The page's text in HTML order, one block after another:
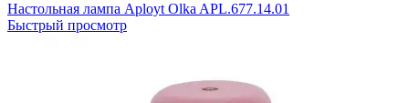
Настольная лампа Aployt Olka APL.677.14.01
Быстрый просмотр